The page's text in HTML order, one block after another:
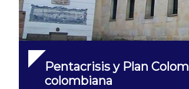
Pentacrisis y Plan
colombiana